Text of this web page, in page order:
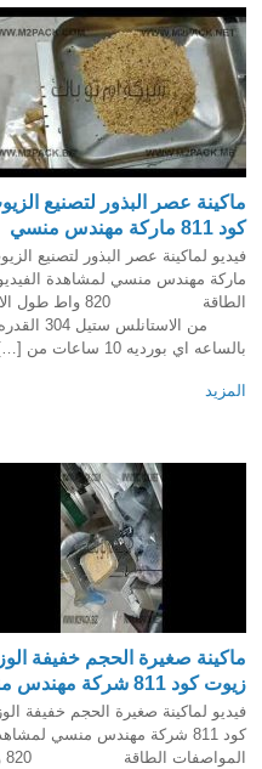
كود 811 ماركة مهندس منسي
ماركة مهندس منسي لمشاهدة
بالساعه اي بورديه 10 ساعات من […]
المزيد
ماكينة صغيرة الحجم خفيفة
زيوت كود 811 شركة مهندس منسي
فيديو لماكينة صغيرة الحجم خفيفة
كود 811 شركة مهندس منسي